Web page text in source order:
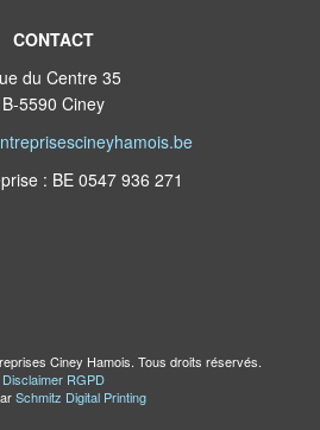
CONTACT
du Centre 35
B-5590 Ciney
: BE 0547 936 271
Ciney Hamois. Tous droits réservés.
Disclaimer RGPD
Schmitz Digital Printing